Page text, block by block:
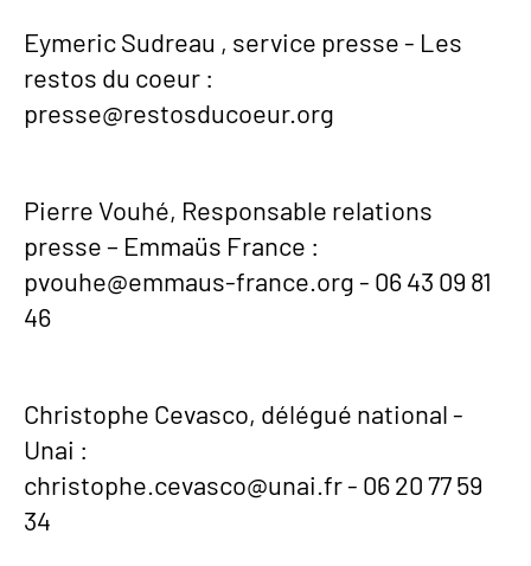
Eymeric Sudreau , service presse - Les
restos du coeur :
presse@restosducoeur.org
Pierre Vouhé, Responsable relations
presse – Emmaüs France :
pvouhe@emmaus-france.org - 06 43 09 81
46
Christophe Cevasco, délégué national -
Unai :
christophe.cevasco@unai.fr - 06 20 77 59
34